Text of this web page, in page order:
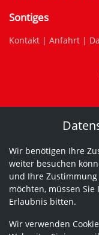
Sontiges
Kontakt | Anfahrt |
Wir benötigen Ihre
weiter besuchen
und Ihre
möchten, müssen
Erlaubnis bitten.
Wir verwenden